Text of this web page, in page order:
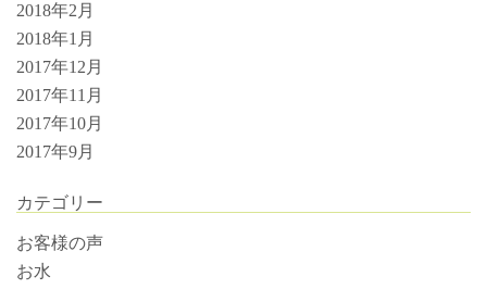
2018年2月
2018年1月
2017年12月
2017年11月
2017年10月
2017年9月
カテゴリー
お客様の声
お水